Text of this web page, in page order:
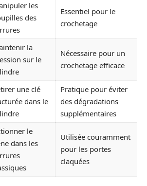
les
des
Essentiel pour le
crochetage
la
sur le
Nécessaire pour un
crochetage efficace
une clé
dans le
Pratique pour éviter
des dégradations
supplémentaires
le
dans les
Utilisée couramment
pour les portes
claquées